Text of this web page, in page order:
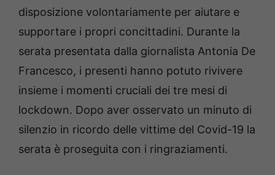
disposizione volontariamente per aiutare e
supportare i propri concittadini. Durante la
serata presentata dalla giornalista Antonia De
Francesco, i presenti hanno potuto rivivere
insieme i momenti cruciali dei tre mesi di
lockdown. Dopo aver osservato un minuto di
silenzio in ricordo delle vittime del Covid-19 la
serata è proseguita con i ringraziamenti.